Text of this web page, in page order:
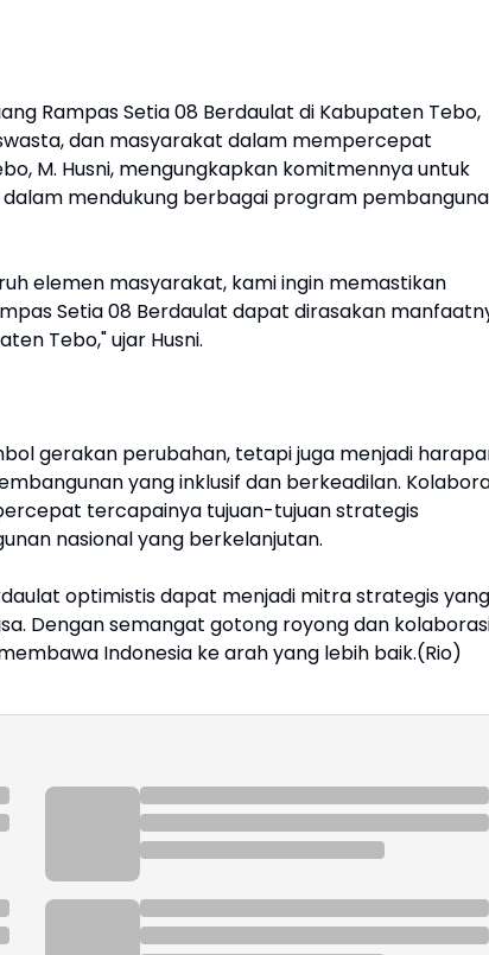
Rampas Setia 08 Berdaulat di Kabupaten Tebo,
dan masyarakat dalam mempercepat
M. Husni, mengungkapkan komitmennya untuk
mendukung berbagai program
elemen masyarakat, kami ingin memastikan
Setia 08 Berdaulat dapat dirasakan
Tebo," ujar Husni.
gerakan perubahan, tetapi juga menjadi
yang inklusif dan berkeadilan.
tercapainya tujuan-tujuan strategis
nasional yang berkelanjutan.
optimistis dapat menjadi mitra strategis yang
Dengan semangat gotong royong dan
Indonesia ke arah yang lebih baik.(Rio)